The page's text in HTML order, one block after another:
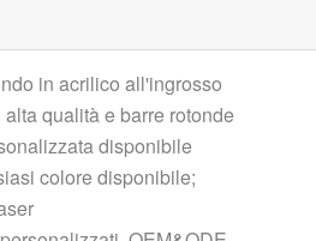
in acrilico all'ingrosso
qualità e barre rotonde
disponibile
colore disponibile;